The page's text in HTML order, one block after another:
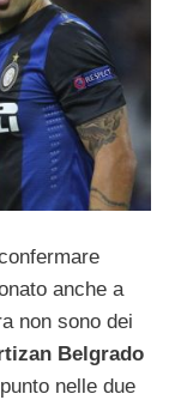
anche a
non sono dei
Belgrado
nelle due